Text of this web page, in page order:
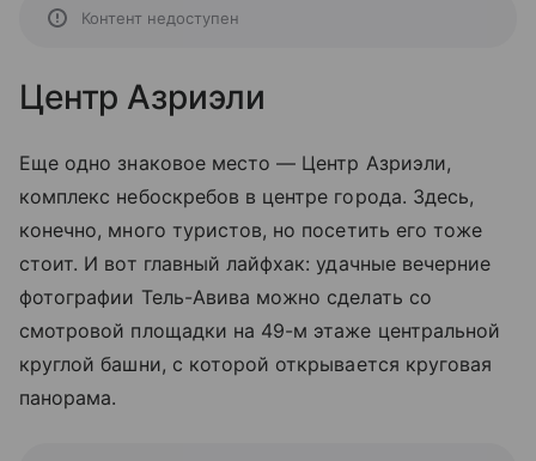
Контент недоступен
Центр Азриэли
Еще одно знаковое место — Центр Азриэли,
комплекс небоскребов в центре города. Здесь,
конечно, много туристов, но посетить его тоже
стоит. И вот главный лайфхак: удачные вечерние
фотографии Тель-Авива можно сделать со
смотровой площадки на 49-м этаже центральной
круглой башни, с которой открывается круговая
панорама.